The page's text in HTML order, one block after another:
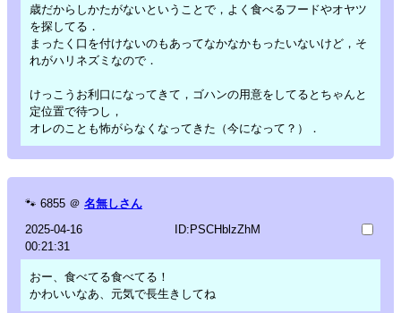
歳だからしかたがないということで，よく食べるフードやオヤツ
を探してる．
まったく口を付けないのもあってなかなかもったいないけど，そ
れがハリネズミなので．
けっこうお利口になってきて，ゴハンの用意をしてるとちゃんと
定位置で待つし，
オレのことも怖がらなくなってきた（今になって？）．
🐾 6855 ＠ 名無しさん
2025-04-16
00:21:31
ID:PSCHblzZhM
おー、食べてる食べてる！
かわいいなあ、元気で長生きしてね